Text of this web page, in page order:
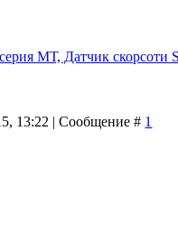
МТ, Датчик скорсоти
13:22 | Сообщение # 1